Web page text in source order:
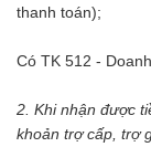
thanh toán);
Có TK 512 -
2. Khi nhận được
khoản trợ cấp, trợ